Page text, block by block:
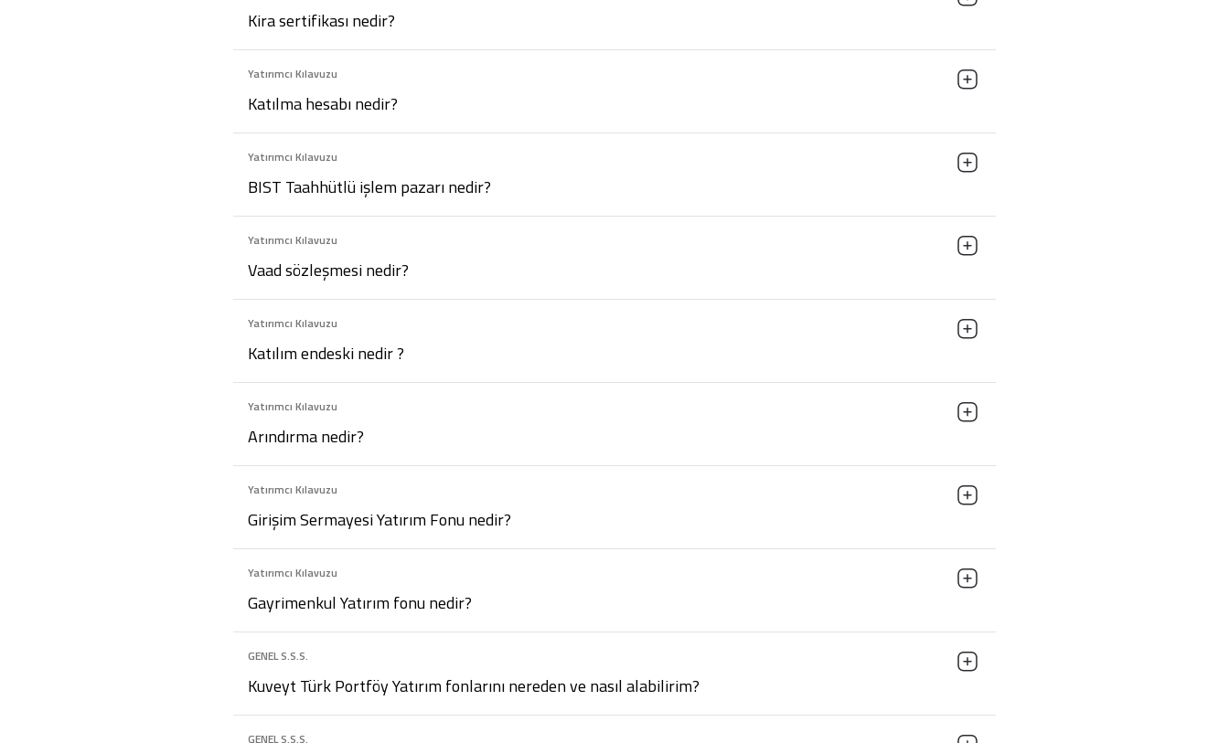
Kira sertifikası nedir?
Yatırımcı Kılavuzu
Katılma hesabı nedir?
Yatırımcı Kılavuzu
BIST Taahhütlü işlem pazarı nedir?
Yatırımcı Kılavuzu
Vaad sözleşmesi nedir?
Yatırımcı Kılavuzu
Katılım endeski nedir ?
Yatırımcı Kılavuzu
Arındırma nedir?
Yatırımcı Kılavuzu
Girişim Sermayesi Yatırım Fonu nedir?
Yatırımcı Kılavuzu
Gayrimenkul Yatırım fonu nedir?
GENEL S.S.S.
Kuveyt Türk Portföy Yatırım fonlarını nereden ve nasıl alabilirim?
GENEL S.S.S.